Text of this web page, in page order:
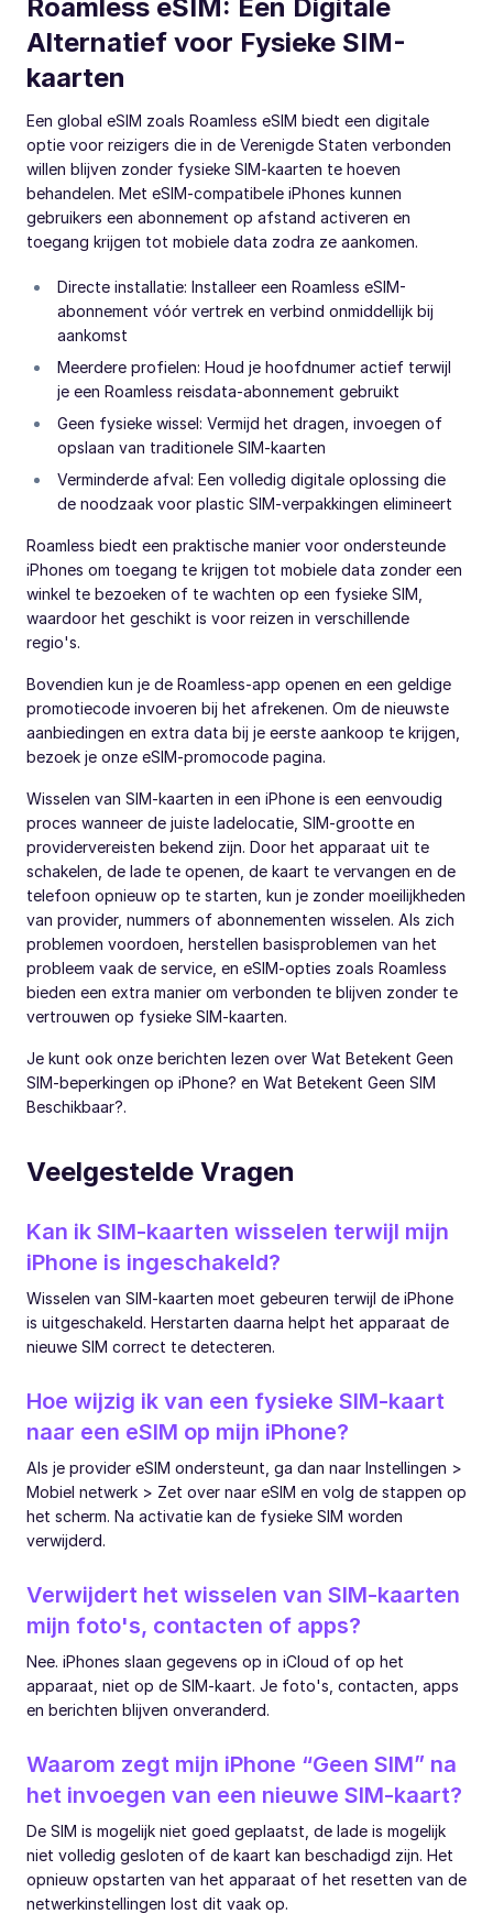
Roamless eSIM: Een Digitale
Alternatief voor Fysieke SIM-
kaarten
Een global eSIM zoals Roamless eSIM biedt een digitale
optie voor reizigers die in de Verenigde Staten verbonden
willen blijven zonder fysieke SIM-kaarten te hoeven
behandelen. Met eSIM-compatibele iPhones kunnen
gebruikers een abonnement op afstand activeren en
toegang krijgen tot mobiele data zodra ze aankomen.
Directe installatie: Installeer een Roamless eSIM-
abonnement vóór vertrek en verbind onmiddellijk bij
aankomst
Meerdere profielen: Houd je hoofdnumer actief terwijl
je een Roamless reisdata-abonnement gebruikt
Geen fysieke wissel: Vermijd het dragen, invoegen of
opslaan van traditionele SIM-kaarten
Verminderde afval: Een volledig digitale oplossing die
de noodzaak voor plastic SIM-verpakkingen elimineert
Roamless biedt een praktische manier voor ondersteunde
iPhones om toegang te krijgen tot mobiele data zonder een
winkel te bezoeken of te wachten op een fysieke SIM,
waardoor het geschikt is voor reizen in verschillende
regio's.
Bovendien kun je de Roamless-app openen en een geldige
promotiecode invoeren bij het afrekenen. Om de nieuwste
aanbiedingen en extra data bij je eerste aankoop te krijgen,
bezoek je onze eSIM-promocode pagina.
Wisselen van SIM-kaarten in een iPhone is een eenvoudig
proces wanneer de juiste ladelocatie, SIM-grootte en
providervereisten bekend zijn. Door het apparaat uit te
schakelen, de lade te openen, de kaart te vervangen en de
telefoon opnieuw op te starten, kun je zonder moeilijkheden
van provider, nummers of abonnementen wisselen. Als zich
problemen voordoen, herstellen basisproblemen van het
probleem vaak de service, en eSIM-opties zoals Roamless
bieden een extra manier om verbonden te blijven zonder te
vertrouwen op fysieke SIM-kaarten.
Je kunt ook onze berichten lezen over Wat Betekent Geen
SIM-beperkingen op iPhone? en Wat Betekent Geen SIM
Beschikbaar?.
Veelgestelde Vragen
Kan ik SIM-kaarten wisselen terwijl mijn
iPhone is ingeschakeld?
Wisselen van SIM-kaarten moet gebeuren terwijl de iPhone
is uitgeschakeld. Herstarten daarna helpt het apparaat de
nieuwe SIM correct te detecteren.
Hoe wijzig ik van een fysieke SIM-kaart
naar een eSIM op mijn iPhone?
Als je provider eSIM ondersteunt, ga dan naar Instellingen >
Mobiel netwerk > Zet over naar eSIM en volg de stappen op
het scherm. Na activatie kan de fysieke SIM worden
verwijderd.
Verwijdert het wisselen van SIM-kaarten
mijn foto's, contacten of apps?
Nee. iPhones slaan gegevens op in iCloud of op het
apparaat, niet op de SIM-kaart. Je foto's, contacten, apps
en berichten blijven onveranderd.
Waarom zegt mijn iPhone “Geen SIM” na
het invoegen van een nieuwe SIM-kaart?
De SIM is mogelijk niet goed geplaatst, de lade is mogelijk
niet volledig gesloten of de kaart kan beschadigd zijn. Het
opnieuw opstarten van het apparaat of het resetten van de
netwerkinstellingen lost dit vaak op.